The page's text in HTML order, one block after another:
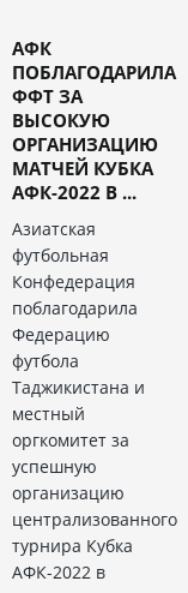
АФК
ПОБЛАГОДАРИЛА
ФФТ ЗА
ВЫСОКУЮ
ОРГАНИЗАЦИЮ
МАТЧЕЙ КУБКА
АФК-2022 В ...
Азиатская
футбольная
Конфедерация
поблагодарила
Федерацию
футбола
Таджикистана и
местный
оргкомитет за
успешную
организацию
централизованного
турнира Кубка
АФК-2022 в